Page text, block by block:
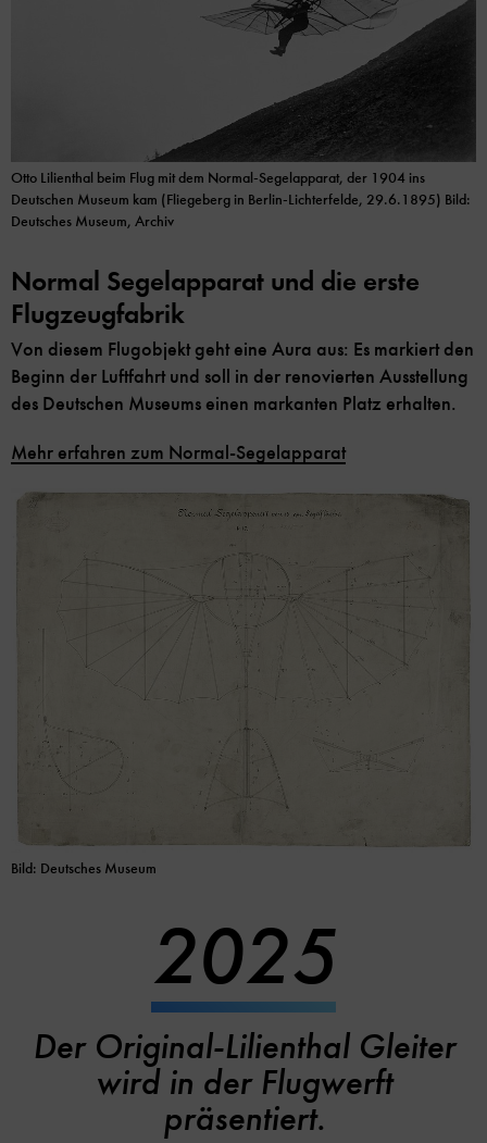
Otto Lilienthal beim Flug mit dem Normal-Segelapparat, der 1904 ins
Deutschen Museum kam (Fliegeberg in Berlin-Lichterfelde, 29.6.1895) Bild:
Deutsches Museum, Archiv
Bild: Deutsches Museum
Normal Segelapparat und die erste
Flugzeugfabrik
Von diesem Flugobjekt geht eine Aura aus: Es markiert den
Beginn der Luftfahrt und soll in der renovierten Ausstellung
des Deutschen Museums einen markanten Platz erhalten.
Mehr erfahren zum Normal-Segelapparat
2025
Der Original-Lilienthal Gleiter
wird in der Flugwerft
präsentiert.